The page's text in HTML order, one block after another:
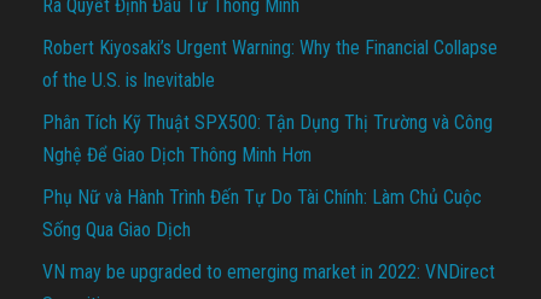
Ra Quyết Định Đầu Tư Thông Minh
Robert Kiyosaki’s Urgent Warning: Why the Financial Collapse
of the U.S. is Inevitable
Phân Tích Kỹ Thuật SPX500: Tận Dụng Thị Trường và Công
Nghệ Để Giao Dịch Thông Minh Hơn
Phụ Nữ và Hành Trình Đến Tự Do Tài Chính: Làm Chủ Cuộc
Sống Qua Giao Dịch
VN may be upgraded to emerging market in 2022: VNDirect